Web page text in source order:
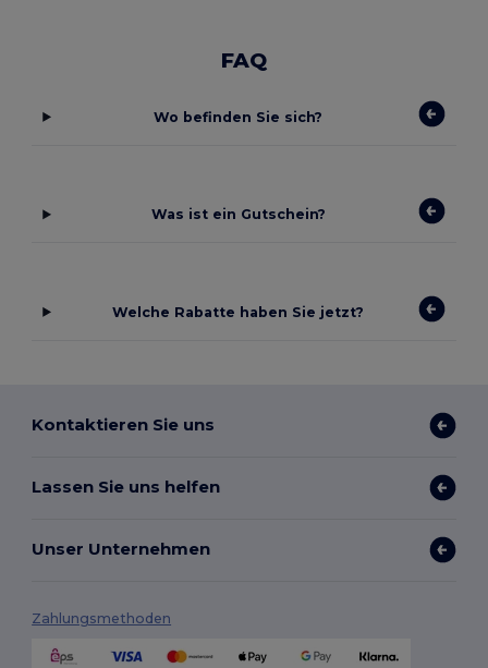
FAQ
Wo befinden Sie sich?
Was ist ein Gutschein?
Welche Rabatte haben Sie jetzt?
Kontaktieren Sie uns
Lassen Sie uns helfen
Unser Unternehmen
Zahlungsmethoden